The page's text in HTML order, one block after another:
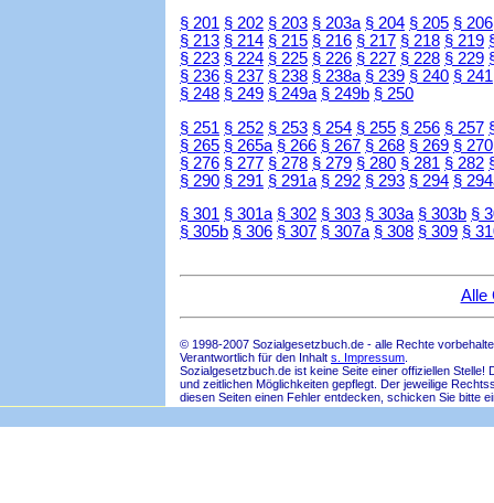
§ 201 § 202 § 203 § 203a § 204 § 205 § 206
§ 213 § 214 § 215 § 216 § 217 § 218 § 219
§ 223 § 224 § 225 § 226 § 227 § 228 § 229
§ 236 § 237 § 238 § 238a § 239 § 240 § 241
§ 248 § 249 § 249a § 249b § 250
§ 251 § 252 § 253 § 254 § 255 § 256 § 257
§ 265 § 265a § 266 § 267 § 268 § 269 § 270
§ 276 § 277 § 278 § 279 § 280 § 281 § 282
§ 290 § 291 § 291a § 292 § 293 § 294 §
§ 301 § 301a § 302 § 303 § 303a § 303b §
§ 305b § 306 § 307 § 307a § 308 § 309 §
Alle
© 1998-2007 Sozialgesetzbuch.de - alle Rechte
Verantwortlich für den Inhalt s. Impressum
Sozialgesetzbuch.de ist keine Seite einer offiziellen
und zeitlichen Möglichkeiten gepflegt. Der jeweilige
diesen Seiten einen Fehler entdecken, schicken Sie bitte